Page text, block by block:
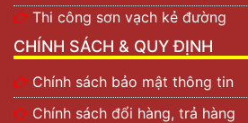
Thi công sơn vạch kẻ đường
CHÍNH SÁCH & QUY ĐỊNH
Chính sách bảo mật thông tin
Chính sách đổi hàng, trả hàng